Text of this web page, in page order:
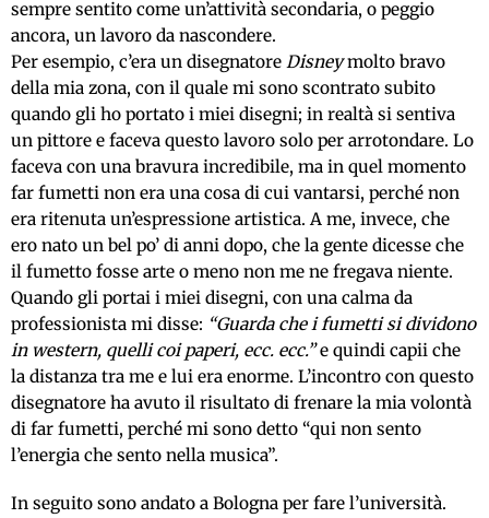
sempre sentito come un’attività secondaria, o peggio
ancora, un lavoro da nascondere.
Per esempio, c’era un disegnatore Disneymolto bravo
della mia zona, con il quale mi sono scontrato subito
quando gli ho portato i miei disegni; in realtà si sentiva
un pittore e faceva questo lavoro solo per arrotondare. Lo
faceva con una bravura incredibile, ma in quel momento
far fumetti non era una cosa di cui vantarsi, perché non
era ritenuta un’espressione artistica. A me, invece, che
ero nato un bel po’ di anni dopo, che la gente dicesse che
il fumetto fosse arte o meno non me ne fregava niente.
Quando gli portai i miei disegni, con una calma da
professionista mi disse: “Guarda che i fumetti si dividono
in western, quelli coi paperi, ecc. ecc.”e quindi capii che
la distanza tra me e lui era enorme. L’incontro con questo
disegnatore ha avuto il risultato di frenare la mia volontà
di far fumetti, perché mi sono detto “qui non sento
l’energia che sento nella musica”.
In seguito sono andato a Bologna per fare l’università.